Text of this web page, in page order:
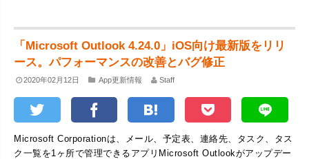
「Microsoft Outlook 4.24.0」iOS向け最新版をリリ
ース。パフォーマンスの改善とバグ修正
2020年02月12日 App更新情報 Staff
Microsoft Corporationは、メール、予定表、連絡先、タスク、タス
ク一覧を1ヶ所で管理できるアプリMicrosoft Outlookがアップデー